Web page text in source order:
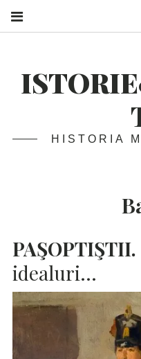
HISTORIA
PAŞOPTIŞTII.
idealuri…